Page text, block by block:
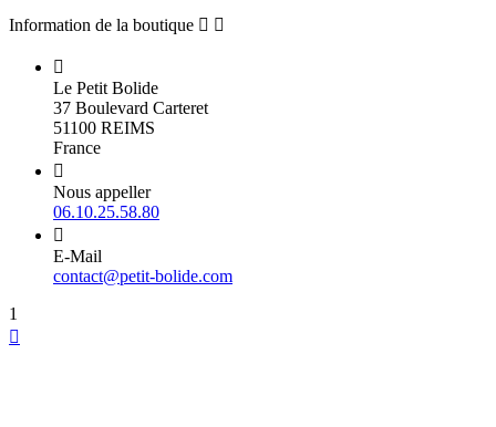
Information de la boutique  

Le Petit Bolide
37 Boulevard Carteret
51100 REIMS
France

Nous appeller
06.10.25.58.80

E-Mail
contact@petit-bolide.com
1
